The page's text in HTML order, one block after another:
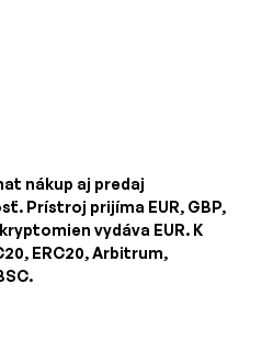
nákup aj predaj
Prístroj prijíma EUR, GBP,
vydáva EUR. K
ERC20, Arbitrum,